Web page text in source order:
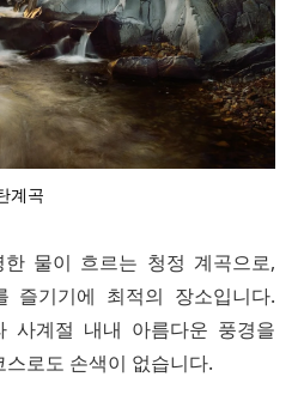
계곡
물이 흐르는 청정 계곡으로,
즐기기에 최적의 장소입니다.
사계절 내내 아름다운 풍경을
로도 손색이 없습니다.